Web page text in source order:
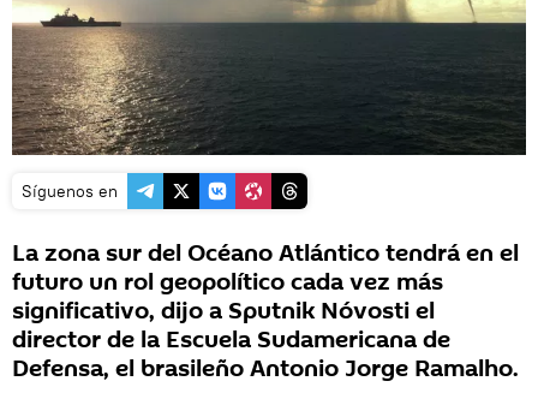
Síguenos en
La zona sur del Océano Atlántico tendrá en el
futuro un rol geopolítico cada vez más
significativo, dijo a Sputnik Nóvosti el
director de la Escuela Sudamericana de
Defensa, el brasileño Antonio Jorge Ramalho.